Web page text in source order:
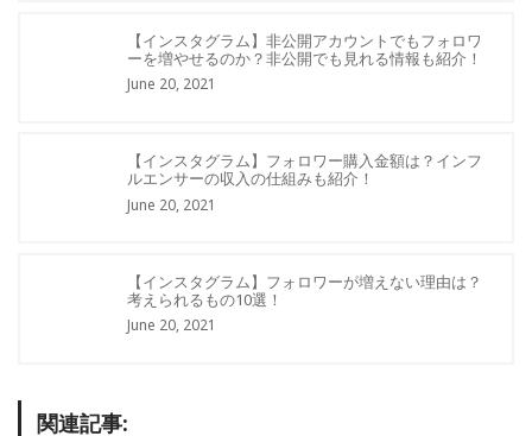
【インスタグラム】非公開アカウントでもフォロワ
ーを増やせるのか？非公開でも見れる情報も紹介！
June 20, 2021
【インスタグラム】フォロワー購入金額は？インフ
ルエンサーの収入の仕組みも紹介！
June 20, 2021
【インスタグラム】フォロワーが増えない理由は？
考えられるもの10選！
June 20, 2021
関連記事: